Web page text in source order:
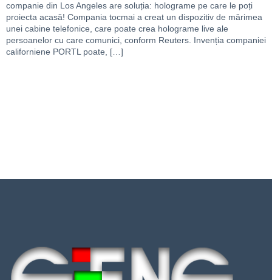
companie din Los Angeles are soluția: holograme pe care le poți
proiecta acasă! Compania tocmai a creat un dispozitiv de mărimea
unei cabine telefonice, care poate crea holograme live ale
persoanelor cu care comunici, conform Reuters. Invenția companiei
californiene PORTL poate, […]